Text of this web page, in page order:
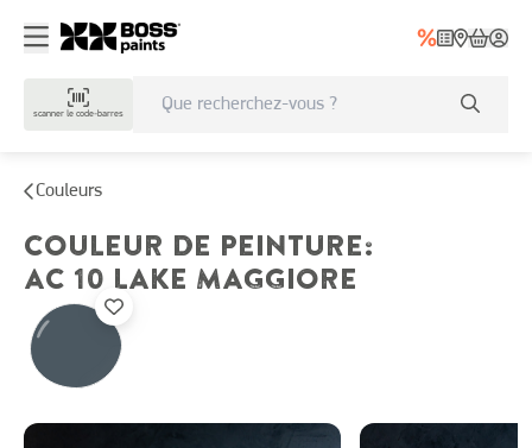
scanner le code-barres
Couleurs
COULEUR DE PEINTURE:
AC 10 LAKE MAGGIORE